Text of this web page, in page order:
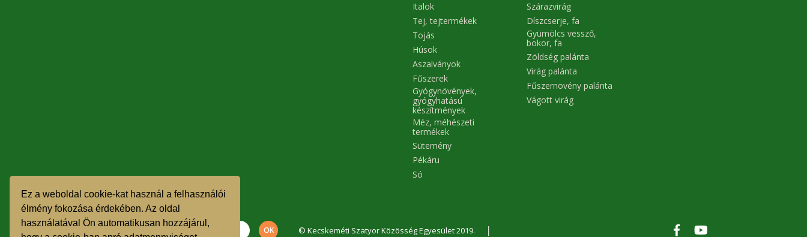
Ez a weboldal cookie-kat használ a felhasználói
élmény fokozása érdekében. Az oldal
használatával Ön automatikusan hozzájárul,
Italok
Tej, tejtermékek
Tojás
Húsok
Aszalványok
Fűszerek
Gyógynövények,
gyógyhatású
készítmények
Méz, méhészeti
termékek
Sütemény
Pékáru
Só
Szárazvirág
Díszcserje, fa
Gyümölcs vessző,
bokor, fa
Zöldség palánta
Virág palánta
Fűszernövény palánta
Vágott virág
© Kecskeméti Szatyor Közösség Egyesület 2019. |